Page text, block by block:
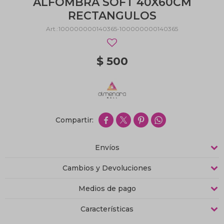
RECTANGULOS
100000000140365-100000000140365
$ 500
   
Envíos
Cambios y Devoluciones
Medios de pago
Características